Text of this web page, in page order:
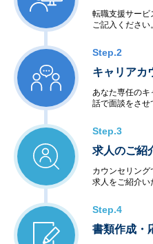
転職支援サービ
ご記入ください。
Step.2
キャリアカ
あなた専任のキ
話で面談をさせ
Step.3
求人のご紹
カウンセリン
求人をご紹介い
Step.4
書類作成・